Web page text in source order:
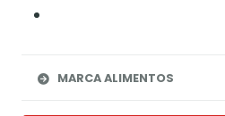
MARCA ALIMENTOS